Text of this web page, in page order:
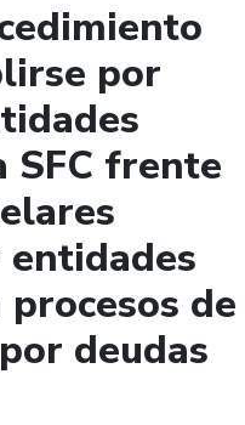
por
SFC frente
de
deudas